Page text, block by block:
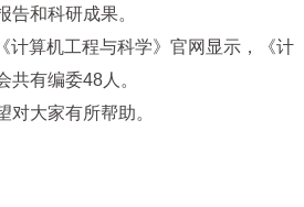
告和科研成果。
计算机工程与科学》官网显示，《计
共有编委48人。
对大家有所帮助。